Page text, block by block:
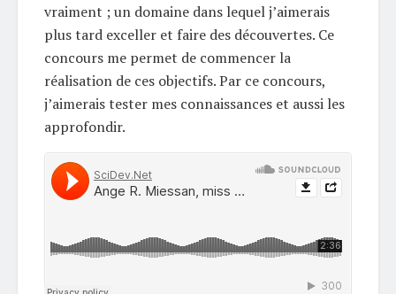
vraiment ; un domaine dans lequel j’aimerais
plus tard exceller et faire des découvertes. Ce
concours me permet de commencer la
réalisation de ces objectifs. Par ce concours,
j’aimerais tester mes connaissances et aussi les
approfondir.